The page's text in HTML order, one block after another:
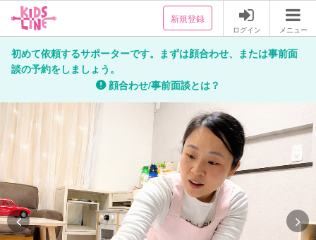
新規登録
ログイン メニュー
初めて依頼するサポーターです。まずは顔合わせ、または事前面
談の予約をしましょう。
顔合わせ/事前面談とは？